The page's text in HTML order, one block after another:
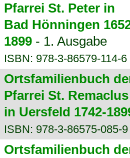
Pfarrei St. Peter in
Bad Hönningen
1899- 1. Ausgabe
ISBN: 978-3-86579-114-6
Ortsfamilienbuch
Pfarrei St. Remaclus
in Uersfeld 1742-
ISBN: 978-3-86575-085-9
Ortsfamilienbuch